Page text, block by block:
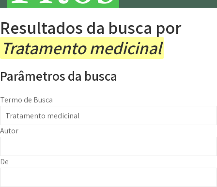
Canais
Resultados da busca por
Tratamento medicinal
Parâmetros da busca
Termo de Busca
Autor
De